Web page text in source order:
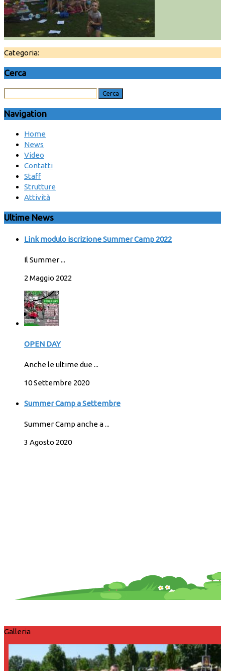
Categoria:
Cerca
Navigation
Home
News
Video
Contatti
Staff
Strutture
Attività
Ultime News
Link modulo iscrizione Summer Camp 2022
Il Summer ...
2 Maggio 2022
OPEN DAY
Anche le ultime due ...
10 Settembre 2020
Summer Camp a Settembre
Summer Camp anche a ...
3 Agosto 2020
Galleria